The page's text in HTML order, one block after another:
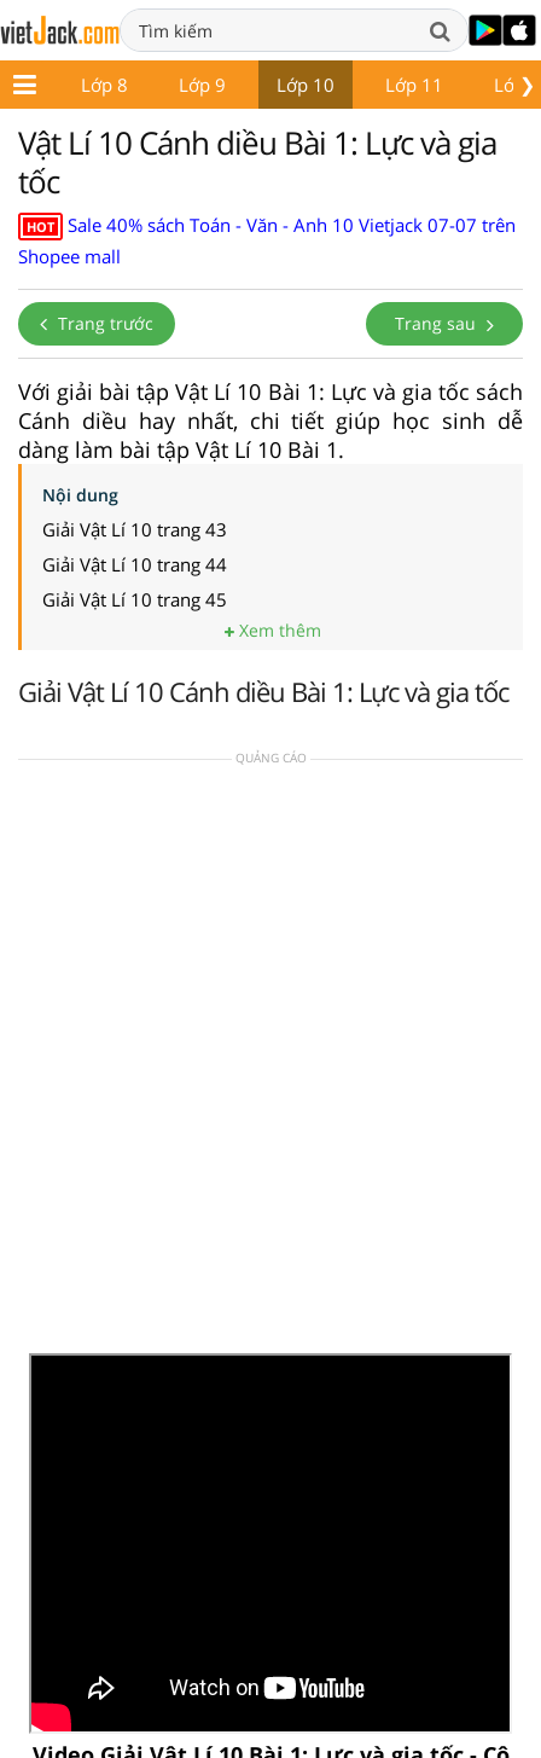
❯
7 Lớp 8 Lớp 9 Lớp 10 Lớp 11 Lớp
Vật Lí 10 Cánh diều Bài 1: Lực và gia
tốc
HOT
Sale 40% sách Toán - Văn - Anh 10 Vietjack 07-07 trên
Shopee mall
Trang trước Trang sau
Với giải bài tập Vật Lí 10 Bài 1: Lực và gia tốc sách
Cánh diều hay nhất, chi tiết giúp học sinh dễ
dàng làm bài tập Vật Lí 10 Bài 1.
Nội dung
Giải Vật Lí 10 trang 43
Giải Vật Lí 10 trang 44
Giải Vật Lí 10 trang 45
Xem thêm
Giải Vật Lí 10 Cánh diều Bài 1: Lực và gia tốc
QUẢNG CÁO